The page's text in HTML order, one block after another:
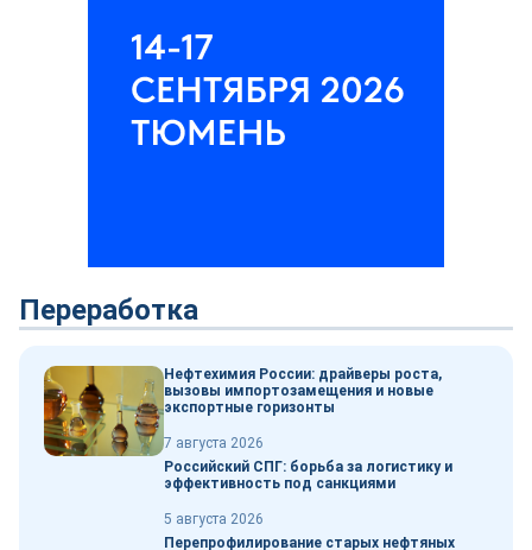
Переработка
Нефтехимия России: драйверы роста,
вызовы импортозамещения и новые
экспортные горизонты
7 августа 2026
Российский СПГ: борьба за логистику и
эффективность под санкциями
5 августа 2026
Перепрофилирование старых нефтяных